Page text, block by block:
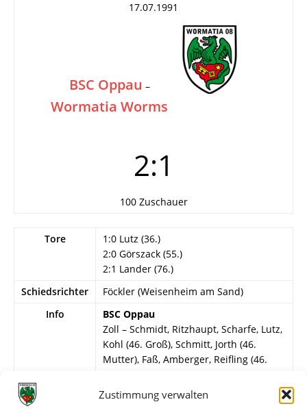
Zustimmung verwalten
17.07.1991
BSC Oppau –
Wormatia Worms
2:1
100 Zuschauer
Tore
1:0 Lutz (36.)
2:0 Görszack (55.)
2:1 Lander (76.)
Schiedsrichter
Föckler (Weisenheim am Sand)
Info
BSC Oppau
Zoll – Schmidt, Ritzhaupt, Scharfe, Lutz,
Kohl (46. Groß), Schmitt, Jorth (46.
Mutter), Faß, Amberger, Reifling (46.
Wormatia Worms